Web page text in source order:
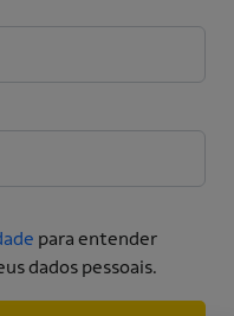
para entender
dados pessoais.